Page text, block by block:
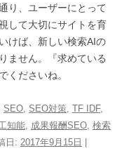
り、ユーザーにとって
して大切にサイトを育
けば、新しい検索AIの
ません。『求めている
くださいね。
SEO, SEO対策, TF IDF,
知能, 成果報酬SEO, 検索
日: 2017年9月15日